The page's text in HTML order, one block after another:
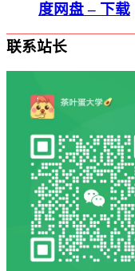
度网盘 – 下载
联系站长